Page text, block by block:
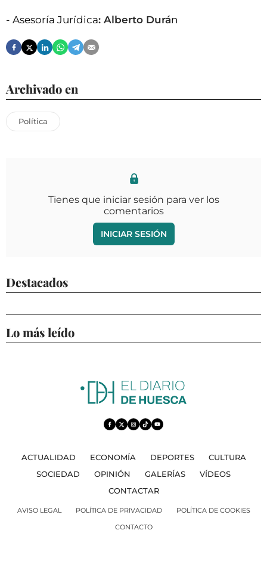
- Asesoría Jurídica: Alberto Durán
Archivado en
Política
Tienes que iniciar sesión para ver los
comentarios
INICIAR SESIÓN
Destacados
Lo más leído
ACTUALIDAD ECONOMÍA DEPORTES
CULTURA
SOCIEDAD
OPINIÓN GALERÍAS
VÍDEOS
CONTACTAR
AVISO LEGAL POLÍTICA DE PRIVACIDAD
POLÍTICA DE COOKIES
CONTACTO